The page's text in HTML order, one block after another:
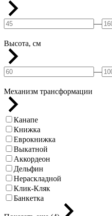
—
Высота, см
—
Механизм трансформации
Канапе
Книжка
Еврокнижка
Выкатной
Аккордеон
Дельфин
Нераскладной
Клик-Кляк
Банкетка